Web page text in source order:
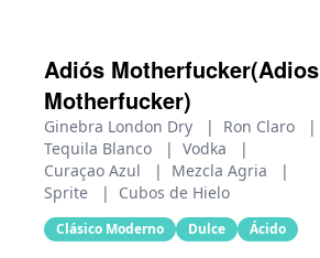
Adiós Motherfucker(Adios
Motherfucker)
Ginebra London Dry | Ron Claro
|
Tequila Blanco
| Vodka
|
Curaçao Azul
| Mezcla Agria
|
Sprite
| Cubos de Hielo
Clásico Moderno Dulce Ácido